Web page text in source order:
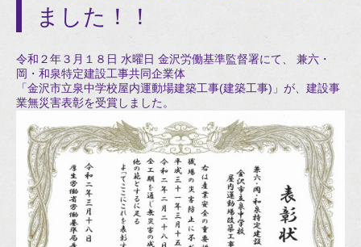
ました！！
令和２年３月１８日 水曜日 金沢労働基準監督署にて、 兼六・
岡・和泉特定建設工事共同企業体
「金沢市立泉中学校屋内運動場建築工事(建築工事)」が、建設事
業無災害表彰を受賞しました。